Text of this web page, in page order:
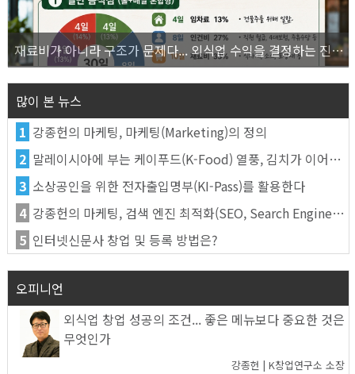
재료비가 아니라 구조가 문제다... 외식업 수익을 결정하는 진짜 숫자의 비밀
많이 본 뉴스
1 강종헌의 마케팅, 마케팅(Marketing)의 정의
2 말레이시아에 부는 케이푸드(K-Food) 열풍, 김치가 이어간다
3 소상공인을 위한 전자출입명부(KI-Pass)를 활용한다
4 강종헌의 마케팅, 검색 엔진 최적화(SEO, Search Engine Optimization)란
5 인터넷신문사 창업 및 등록 방법은?
오피니언
외식업 창업 성공의 조건... 좋은 메뉴보다 중요한 것은
무엇인가
강종헌 | K창업연구소 소장